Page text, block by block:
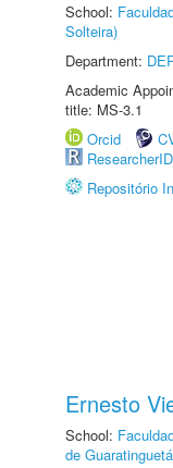
School:
Solteira)
Department:
Academic
title: MS-3.1
Orcid
ResearcherID
Repositório
Ernesto
School:
de